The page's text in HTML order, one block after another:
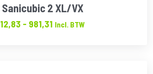
Sanicubic 2 XL/VX
12,83 - 981,31 Prijsklasse:
Incl. BTW